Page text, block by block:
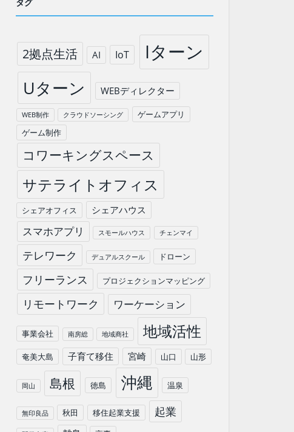
2拠点生活 AI IoT Iターン
Uターン WEBディレクター
WEB制作 クラウドソーシング
ゲームアプリ
ゲーム制作
コワーキングスペース
サテライトオフィス
シェアオフィス シェアハウス
スマホアプリ スモールハウス チェンマイ
テレワーク デュアルスクール ドローン
フリーランス プロジェクションマッピング
リモートワーク ワーケーション
事業会社 南房総 地域商社 地域活性
奄美大島 子育て移住 宮崎 山口 山形
岡山 島根 徳島 沖縄 温泉
無印良品 秋田 移住起業支援 起業